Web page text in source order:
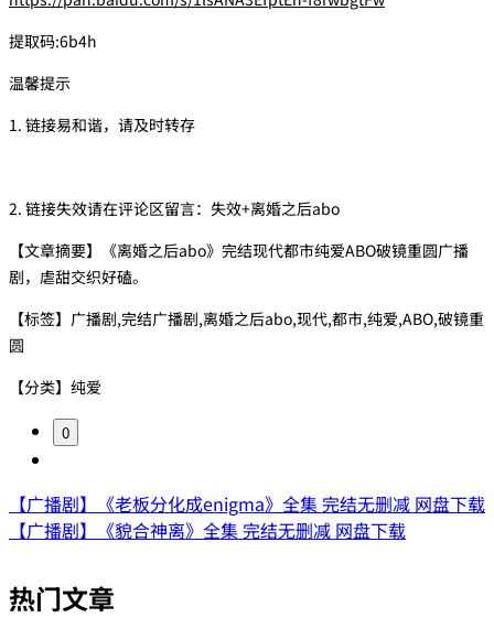
提取码:6b4h
温馨提示
1. 链接易和谐，请及时转存
2. 链接失效请在评论区留言：失效+离婚之后abo
【文章摘要】《离婚之后abo》完结现代都市纯爱ABO破镜重圆广播
剧，虐甜交织好磕。
【标签】广播剧,完结广播剧,离婚之后abo,现代,都市,纯爱,ABO,破镜重
圆
【分类】纯爱
0
【广播剧】《老板分化成enigma》全集 完结无删减 网盘下载
【广播剧】《貌合神离》全集 完结无删减 网盘下载
热门文章